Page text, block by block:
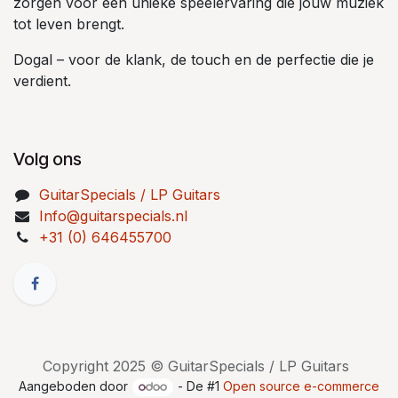
tot leven brengt.
Dogal – voor de klank, de touch en de perfectie die je
verdient.
Volg ons
GuitarSpecials / LP Guitars
Info@guitarspecials.nl
+31 (0) 646455700
Copyright 2025 © GuitarSpecials / LP Guitars
Aangeboden door - De #1Open source e-commerce